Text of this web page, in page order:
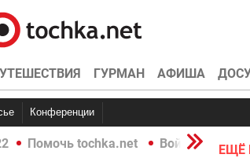
ГУРМАН АФИША
Конференции
Помочь tochka.net Война в ЕЩЁ